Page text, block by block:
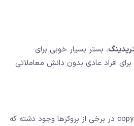
، بستر بسیار خوبی برای
برای افراد عادی بدون دانش معاملاتی
در حال حاضر حساب copy trade در برخی از بروکرها وجود دشته که